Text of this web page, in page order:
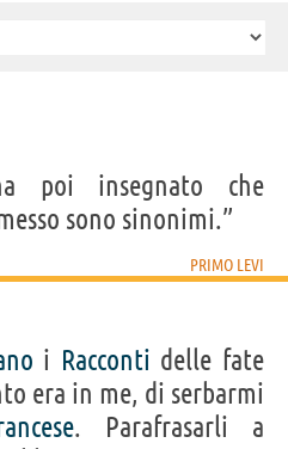
poi insegnato che
sono sinonimi.”
PRIMO LEVI
i Racconti delle fate
era in me, di serbarmi
. Parafrasarli a